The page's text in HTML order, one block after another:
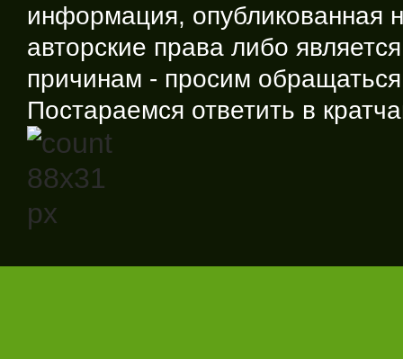
информация,
авторские права либо
причинам - просим
Постараемся ответить в